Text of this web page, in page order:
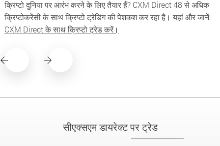
क्रिप्टो दुनिया पर आरंभ करने के लिए तैयार हैं? CXM Direct 48 से अधिक
क्रिप्टोकरेंसी के साथ क्रिप्टो ट्रेडिंग की पेशकश कर रहा है। यहां और जानें:
CXM Direct के साथ क्रिप्टो ट्रेड करें।
सीएक्सएम डायरेक्ट पर ट्रेड